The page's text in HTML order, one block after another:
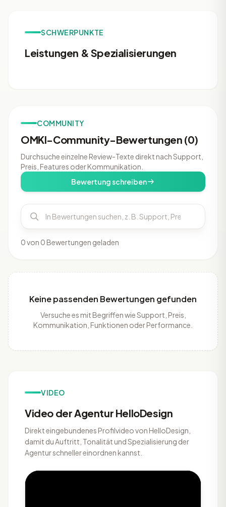
SCHWERPUNKTE
Leistungen & Spezialisierungen
COMMUNITY
OMKI-Community-Bewertungen (0)
Durchsuche einzelne Review-Texte direkt nach Support,
Preis, Features oder Kommunikation.
Bewertung schreiben
0 von 0 Bewertungen geladen
Keine passenden Bewertungen gefunden
Versuche es mit Begriffen wie Support, Preis,
Kommunikation, Funktionen oder Performance.
VIDEO
Video der Agentur HelloDesign
Direkt eingebundenes Profilvideo von HelloDesign,
damit du Auftritt, Tonalität und Spezialisierung der
Agentur schneller einordnen kannst.